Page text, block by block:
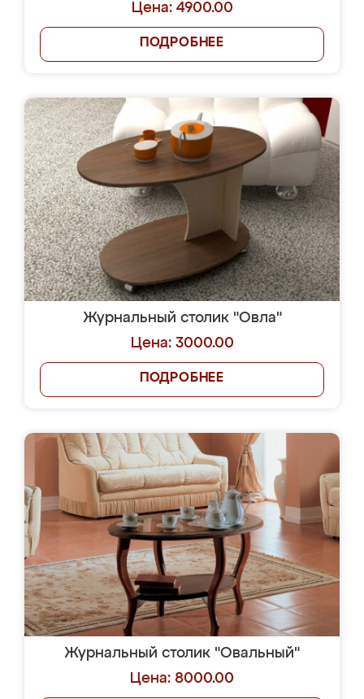
Цена: 4900.00
ПОДРОБНЕЕ
Журнальный столик "Овла"
Цена: 3000.00
ПОДРОБНЕЕ
Журнальный столик "Овальный"
Цена: 8000.00